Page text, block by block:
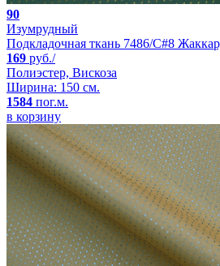
90
Изумрудный
Подкладочная ткань 7486/C#8
169 руб./
Полиэстер, Вискоза
Ширина: 150 см.
1584 пог.м.
в корзину